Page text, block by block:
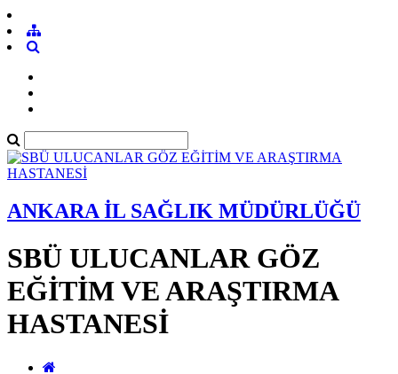
ANKARA İL SAĞLIK MÜDÜRLÜĞÜ
SBÜ ULUCANLAR GÖZ
EĞİTİM VE ARAŞTIRMA
HASTANESİ